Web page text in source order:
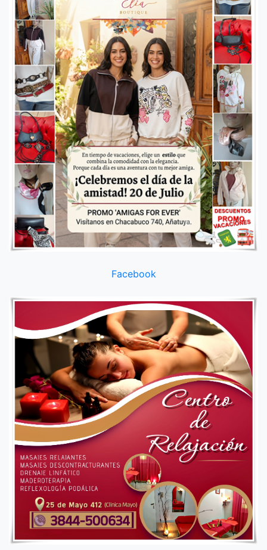
Facebook